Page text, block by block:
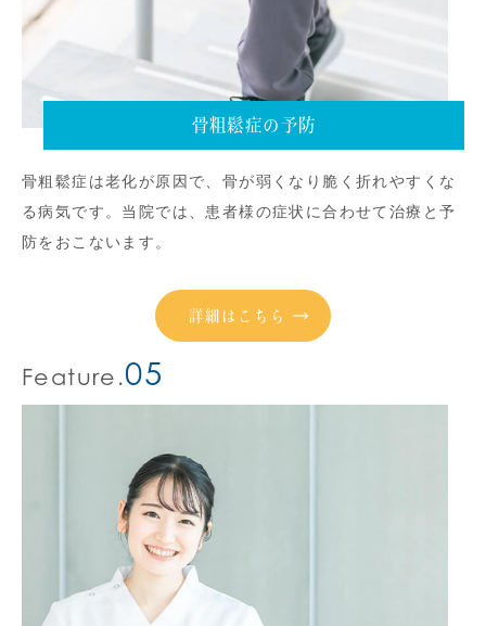
骨粗鬆症の予防
骨粗鬆症は老化が原因で、骨が弱くなり脆く折れやすくな
る病気です。当院では、患者様の症状に合わせて治療と予
防をおこないます。
詳細はこちら
Feature.05